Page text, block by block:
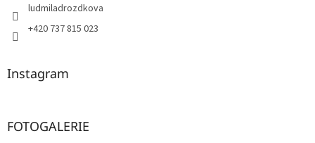
ludmiladrozdkova
+420 737 815 023
Instagram
FOTOGALERIE